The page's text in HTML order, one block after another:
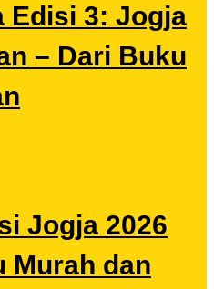
Edisi 3: Jogja
– Dari Buku
Jogja 2026
Murah dan